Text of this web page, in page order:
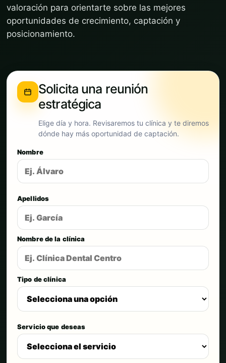
valoración para orientarte sobre las mejores
oportunidades de crecimiento, captación y
posicionamiento.
Solicita una reunión
estratégica
Elige día y hora. Revisaremos tu clínica y te diremos
dónde hay más oportunidad de captación.
Nombre
Apellidos
Nombre de la clínica
Tipo de clínica
Servicio que deseas